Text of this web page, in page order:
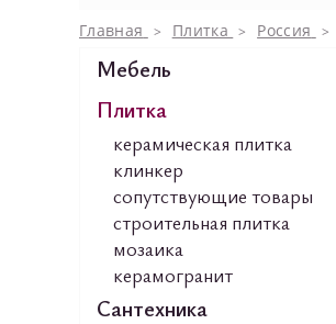
Главная
Плитка Россия
Мебель
Плитка
керамическая плитка
клинкер
сопутствующие товары
строительная плитка
мозаика
керамогранит
Сантехника